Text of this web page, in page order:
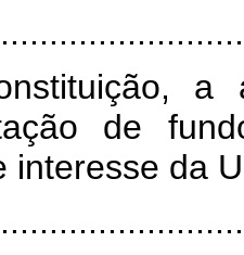
a
de
interesse da